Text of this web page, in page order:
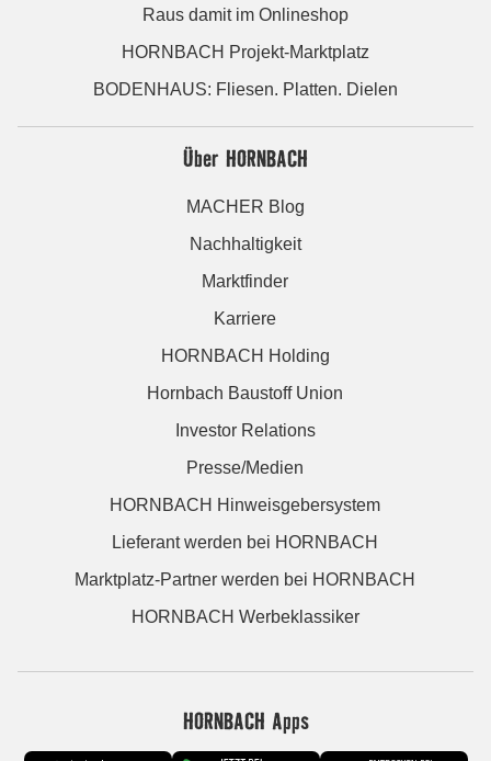
Raus damit im Onlineshop
HORNBACH Projekt-Marktplatz
BODENHAUS: Fliesen. Platten. Dielen
Über HORNBACH
MACHER Blog
Nachhaltigkeit
Marktfinder
Karriere
HORNBACH Holding
Hornbach Baustoff Union
Investor Relations
Presse/Medien
HORNBACH Hinweisgebersystem
Lieferant werden bei HORNBACH
Marktplatz-Partner werden bei HORNBACH
HORNBACH Werbeklassiker
HORNBACH Apps